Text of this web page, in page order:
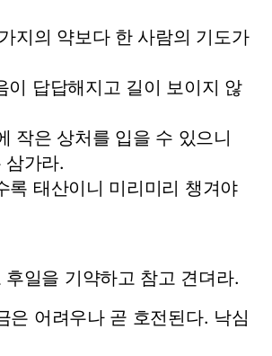
지의 약보다 한 사람의 기도가
이 답답해지고 길이 보이지 않
작은 상처를 입을 수 있으니
삼가라.
록 태산이니 미리미리 챙겨야
일을 기약하고 참고 견뎌라.
은 어려우나 곧 호전된다. 낙심